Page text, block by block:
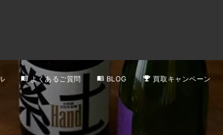
よくあるご質問 BLOG 買取キャンペーン